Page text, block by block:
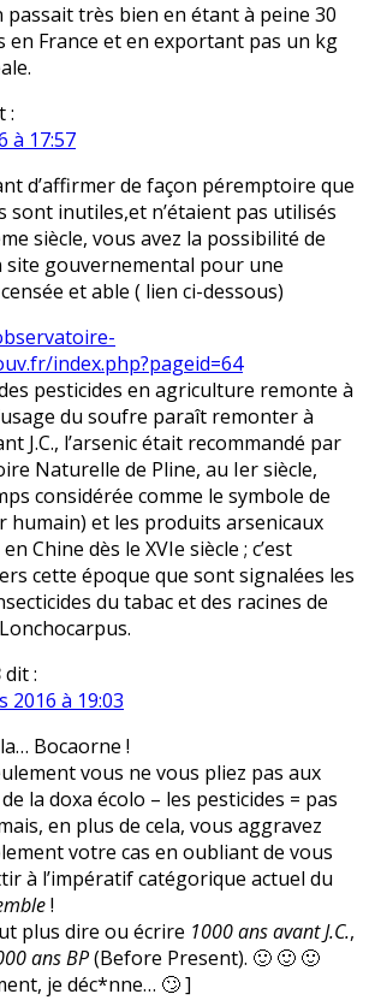
passait très bien en étant à peine 30
en France et en exportant pas un kg
:
à 17:57
d’affirmer de façon péremptoire que
sont inutiles,et n’étaient pas utilisés
siècle, vous avez la possibilité de
site gouvernemental pour une
et fiable ( lien ci-dessous)
index.php?pageid=64
pesticides en agriculture remonte à
du soufre paraît remonter à
J.C., l’arsenic était recommandé par
Naturelle de Pline, au Ier siècle,
considérée comme le symbole de
humain) et les produits arsenicaux
Chine dès le XVIe siècle ; c’est
cette époque que sont signalées les
du tabac et des racines de
dit :
2016 à 19:03
Bocaorne !
vous ne vous pliez pas aux
la doxa écolo – les pesticides = pas
en plus de cela, vous aggravez
votre cas en oubliant de vous
à l’impératif catégorique actuel du
!
plus dire ou écrire 1000 ans avant J.C.,
ans BP(Before Present). 🙂 🙂 🙂
je déc*nne… 🙄 ]